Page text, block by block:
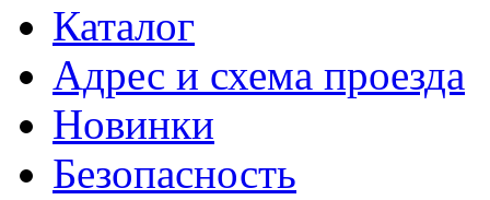
Каталог
Адрес и схема проезда
Новинки
Безопасность